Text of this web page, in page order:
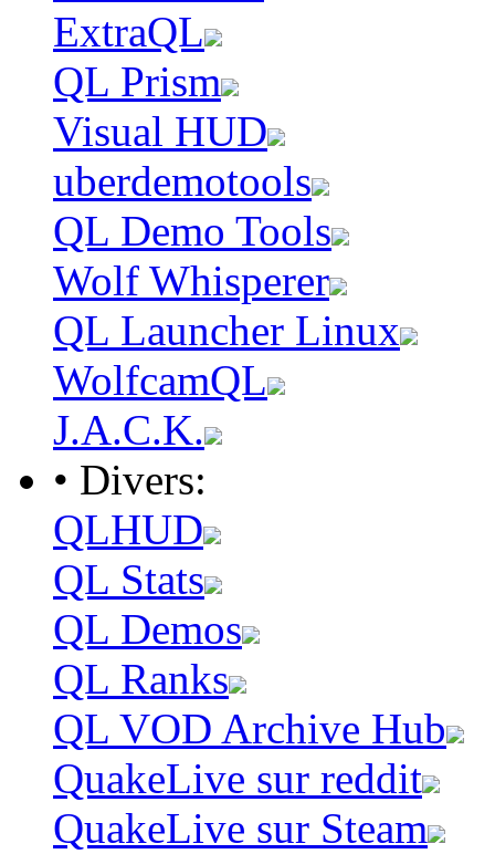
ExtraQL
QL Prism
Visual HUD
uberdemotools
QL Demo Tools
Wolf Whisperer
QL Launcher Linux
WolfcamQL
J.A.C.K.
• Divers:
QLHUD
QL Stats
QL Demos
QL Ranks
QL VOD Archive Hub
QuakeLive sur reddit
QuakeLive sur Steam